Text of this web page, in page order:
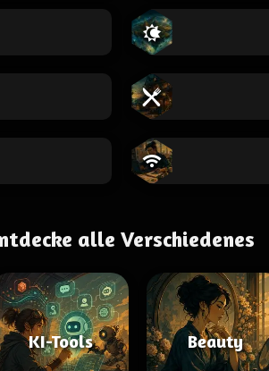
alle Verschiedenes
KI-Tools Beauty